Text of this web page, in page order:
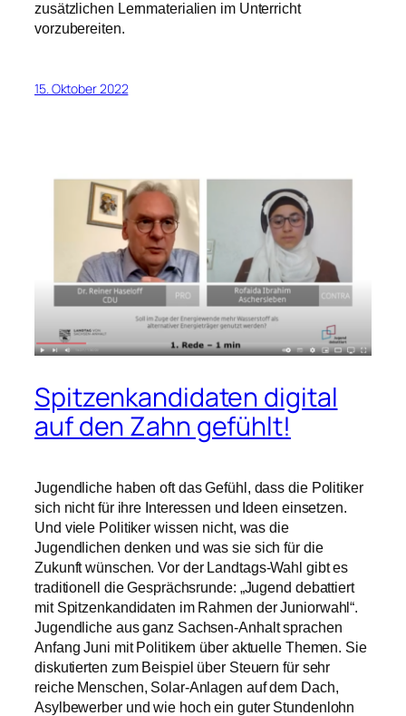
zusätzlichen Lernmaterialien im Unterricht
vorzubereiten.
15. Oktober 2022
Spitzenkandidaten digital
auf den Zahn gefühlt!
Jugendliche haben oft das Gefühl, dass die Politiker
sich nicht für ihre Interessen und Ideen einsetzen.
Und viele Politiker wissen nicht, was die
Jugendlichen denken und was sie sich für die
Zukunft wünschen. Vor der Landtags-Wahl gibt es
traditionell die Gesprächsrunde: „Jugend debattiert
mit Spitzenkandidaten im Rahmen der Juniorwahl“.
Jugendliche aus ganz Sachsen-Anhalt sprachen
Anfang Juni mit Politikern über aktuelle Themen. Sie
diskutierten zum Beispiel über Steuern für sehr
reiche Menschen, Solar-Anlagen auf dem Dach,
Asylbewerber und wie hoch ein guter Stundenlohn